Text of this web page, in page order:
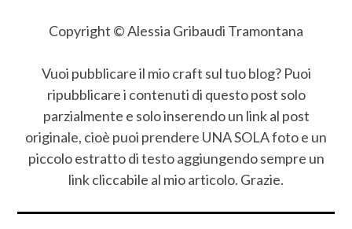
Copyright © Alessia Gribaudi Tramontana
Vuoi pubblicare il mio craft sul tuo blog? Puoi
ripubblicare i contenuti di questo post solo
parzialmente e solo inserendo un link al post
originale, cioè puoi prendere UNA SOLA foto e un
piccolo estratto di testo aggiungendo sempre un
link cliccabile al mio articolo. Grazie.